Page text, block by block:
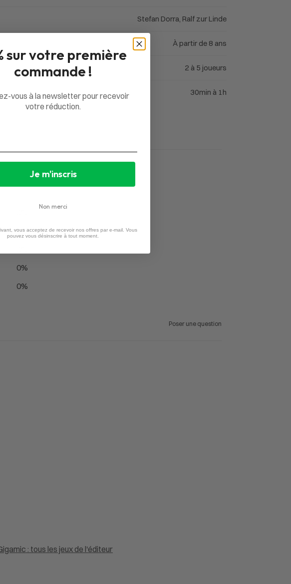
Stefan Dorra, Ralf zur Linde
À partir de 8 ans
2 à 5 joueurs
30min à 1h
0%
0%
0%
Poser une question
: tous les jeux de l'éditeur
sur votre première
commande !
vous à la newsletter pour recevoir
votre réduction.
Je m'inscris
Non merci
vous acceptez de recevoir nos offres par e-mail. Vous
pouvez vous désinscrire à tout moment.